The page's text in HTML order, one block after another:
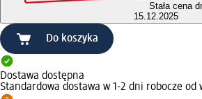
Stała cena
15.12.2025
Do koszyka
Dostawa dostępna
Standardowa dostawa w 1-2 dni robocze od